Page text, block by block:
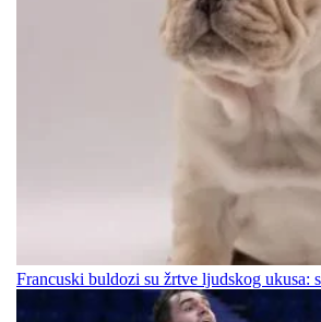
Francuski buldozi su žrtve ljudskog ukusa: